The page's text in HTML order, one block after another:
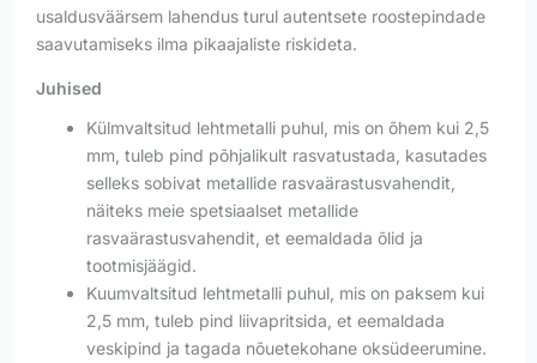
usaldusväärsem lahendus turul autentsete roostepindade
saavutamiseks ilma pikaajaliste riskideta.
Juhised
Külmvaltsitud lehtmetalli puhul, mis on õhem kui 2,5
mm, tuleb pind põhjalikult rasvatustada, kasutades
selleks sobivat metallide rasvaärastusvahendit,
näiteks meie spetsiaalset metallide
rasvaärastusvahendit, et eemaldada õlid ja
tootmisjäägid.
Kuumvaltsitud lehtmetalli puhul, mis on paksem kui
2,5 mm, tuleb pind liivapritsida, et eemaldada
veskipind ja tagada nõuetekohane oksüdeerumine.